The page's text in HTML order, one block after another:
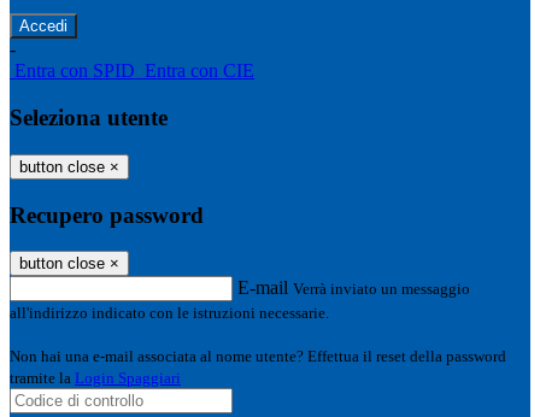
-
Entra con SPID Entra con CIE
Seleziona utente
button close ×
Recupero password
button close ×
E-mail Verrà inviato un messaggio
all'indirizzo indicato con le istruzioni necessarie.
Non hai una e-mail associata al nome utente? Effettua il reset della password
tramite la Login Spaggiari